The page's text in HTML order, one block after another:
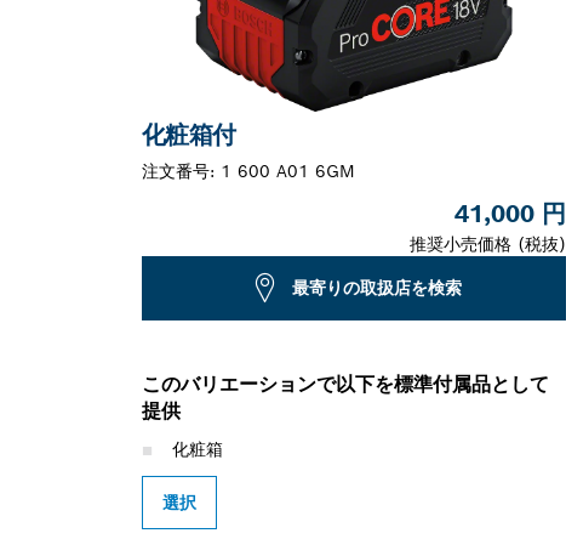
化粧箱付
注文番号: 1 600 A01 6GM
41,000 円
推奨小売価格 (税抜)
最寄りの取扱店を検索
このバリエーションで以下を標準付属品として
提供
化粧箱
選択